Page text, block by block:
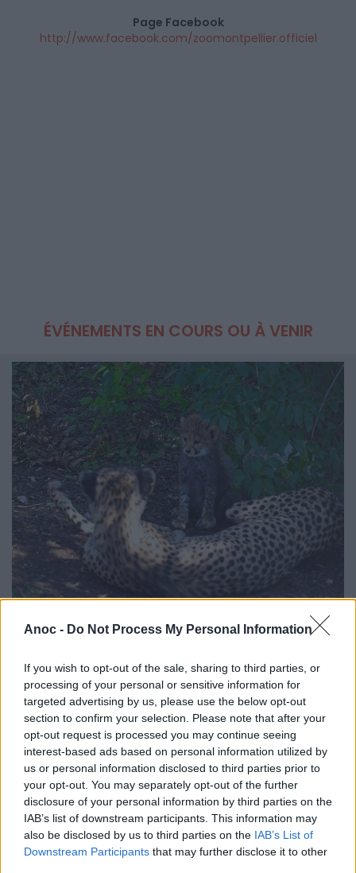
Anoc - Do Not Process My Personal Information
If you wish to opt-out of the sale, sharing to third parties, or
processing of your personal or sensitive information for
targeted advertising by us, please use the below opt-out
section to confirm your selection. Please note that after your
opt-out request is processed you may continue seeing
interest-based ads based on personal information utilized by
us or personal information disclosed to third parties prior to
your opt-out. You may separately opt-out of the further
disclosure of your personal information by third parties on the
IAB’s list of downstream participants. This information may
also be disclosed by us to third parties on the IAB’s List of
Downstream Participants that may further disclose it to other
Page Facebook
http://www.facebook.com/zoomontpellier.officiel
ÉVÉNEMENTS EN COURS OU À VENIR
Parc zoologique de Lunaret
Montpellier, est l'endroit idéal pour une belle balade en
pleine garrigue à la découverte des animaux des cinq
continents.
ÉVÉNEMENTS PASSÉS